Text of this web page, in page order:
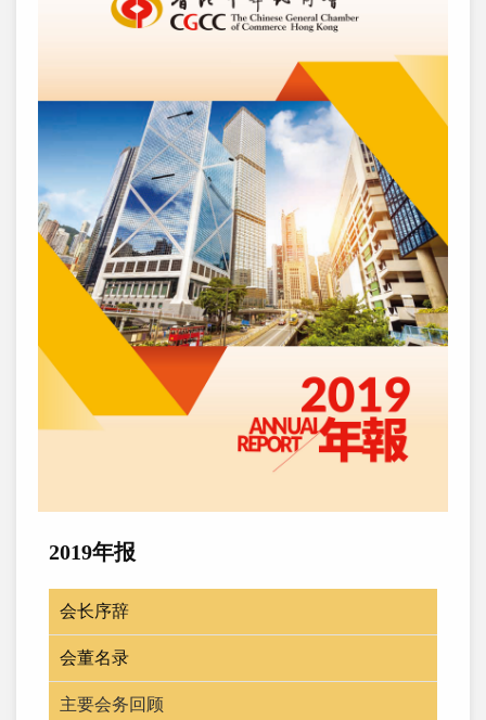
2019年报
会长序辞
会董名录
主要会务回顾